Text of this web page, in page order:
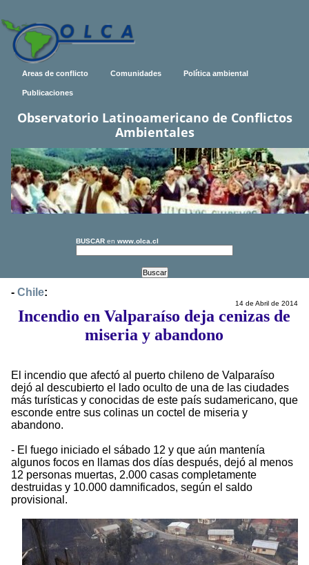
Areas de conflicto Comunidades Política ambiental
Publicaciones
Observatorio Latinoamericano de Conflictos
Ambientales
BUSCAR en www.olca.cl
- Chile:
14 de Abril de 2014
Incendio en Valparaíso deja cenizas de
miseria y abandono
El incendio que afectó al puerto chileno de Valparaíso
dejó al descubierto el lado oculto de una de las ciudades
más turísticas y conocidas de este país sudamericano, que
esconde entre sus colinas un coctel de miseria y
abandono.
- El fuego iniciado el sábado 12 y que aún mantenía
algunos focos en llamas dos días después, dejó al menos
12 personas muertas, 2.000 casas completamente
destruidas y 10.000 damnificados, según el saldo
provisional.